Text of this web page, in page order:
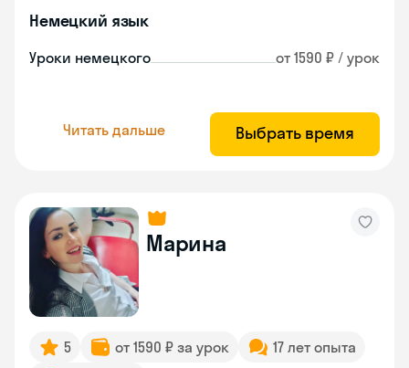
Немецкий язык
Уроки немецкого от 1590 ₽ / урок
Читать дальше Выбрать время
Марина
5 от 1590 ₽ за урок
17 лет опыта